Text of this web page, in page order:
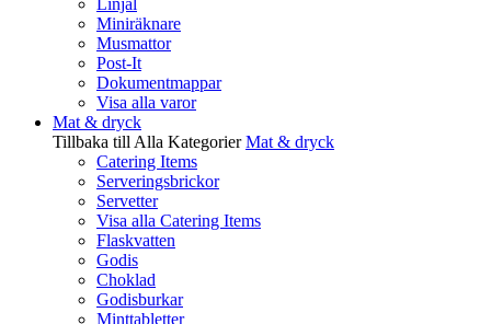
Linjal
Miniräknare
Musmattor
Post-It
Dokumentmappar
Visa alla varor
Mat & dryck
Tillbaka till Alla Kategorier Mat & dryck
Catering Items
Serveringsbrickor
Servetter
Visa alla Catering Items
Flaskvatten
Godis
Choklad
Godisburkar
Minttabletter